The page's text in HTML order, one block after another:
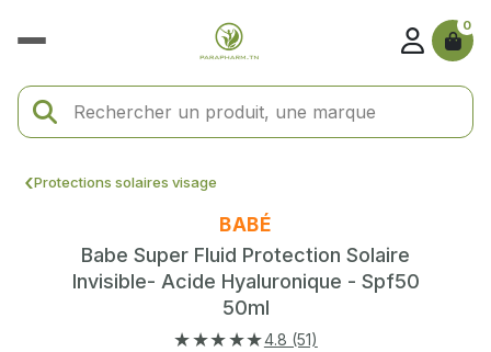
0
Protections solaires visage
BABÉ
Babe Super Fluid Protection Solaire
Invisible- Acide Hyaluronique - Spf50
50ml
★★★★★4.8 (51)